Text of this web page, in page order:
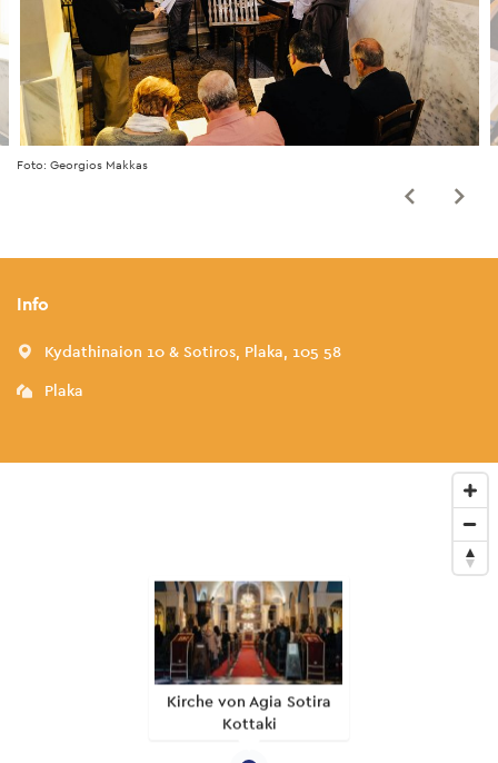
Foto: Georgios Makkas
Info
Kydathinaion 10 & Sotiros, Plaka, 105 58
Plaka
Kirche von Agia Sotira
Kottaki